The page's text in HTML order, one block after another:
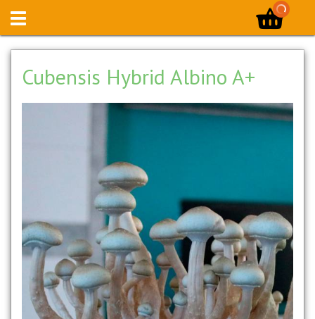
Cubensis Hybrid Albino A+